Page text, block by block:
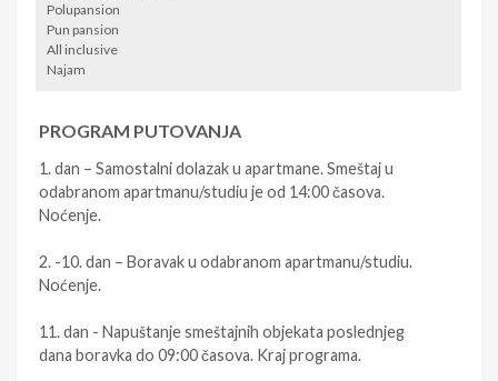
Polupansion
Pun pansion
All inclusive
Najam
PROGRAM PUTOVANJA
1. dan – Samostalni dolazak u apartmane. Smeštaj u
odabranom apartmanu/studiu je od 14:00 časova.
Noćenje.
2. -10. dan – Boravak u odabranom apartmanu/studiu.
Noćenje.
11. dan - Napuštanje smeštajnih objekata poslednjeg
dana boravka do 09:00 časova. Kraj programa.